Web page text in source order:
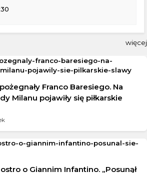
więcej
Franco Baresiego. Na
Milanu pojawiły się piłkarskie
o Giannim Infantino. „Posunął